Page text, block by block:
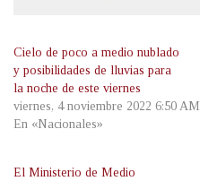
Cielo de poco a medio nublado
y posibilidades de lluvias para
la noche de este viernes
viernes, 4 noviembre 2022 6:50 AM
En «Nacionales»
El Ministerio de Medio